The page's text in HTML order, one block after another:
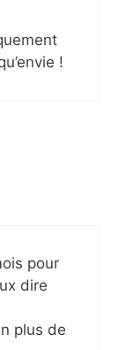
!
pour
dire
plus de